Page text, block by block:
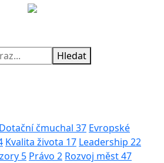
Hledat
Dotační čmuchal 37 Evropské
Kvalita života 17 Leadership 22
5 Právo 2 Rozvoj měst47